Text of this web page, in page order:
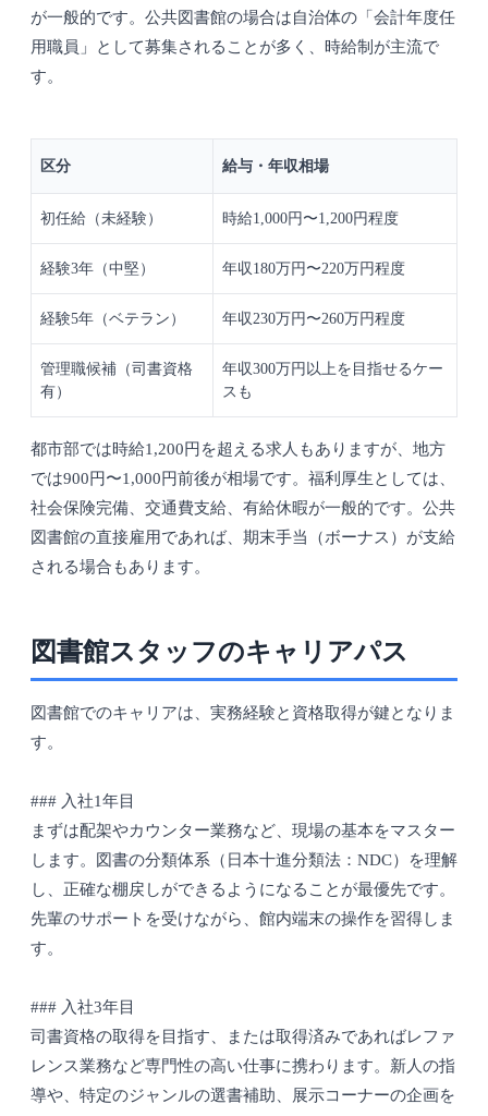
が一般的です。公共図書館の場合は自治体の「会計年度任
用職員」として募集されることが多く、時給制が主流で
す。
区分 給与・年収相場
初任給（未経験） 時給1,000円〜1,200円程度
経験3年（中堅） 年収180万円〜220万円程度
経験5年（ベテラン） 年収230万円〜260万円程度
管理職候補（司書資格
有）
年収300万円以上を目指せるケー
スも
都市部では時給1,200円を超える求人もありますが、地方
では900円〜1,000円前後が相場です。福利厚生としては、
社会保険完備、交通費支給、有給休暇が一般的です。公共
図書館の直接雇用であれば、期末手当（ボーナス）が支給
される場合もあります。
図書館スタッフのキャリアパス
図書館でのキャリアは、実務経験と資格取得が鍵となりま
す。
### 入社1年目
まずは配架やカウンター業務など、現場の基本をマスター
します。図書の分類体系（日本十進分類法：NDC）を理解
し、正確な棚戻しができるようになることが最優先です。
先輩のサポートを受けながら、館内端末の操作を習得しま
す。
### 入社3年目
司書資格の取得を目指す、または取得済みであればレファ
レンス業務など専門性の高い仕事に携わります。新人の指
導や、特定のジャンルの選書補助、展示コーナーの企画を